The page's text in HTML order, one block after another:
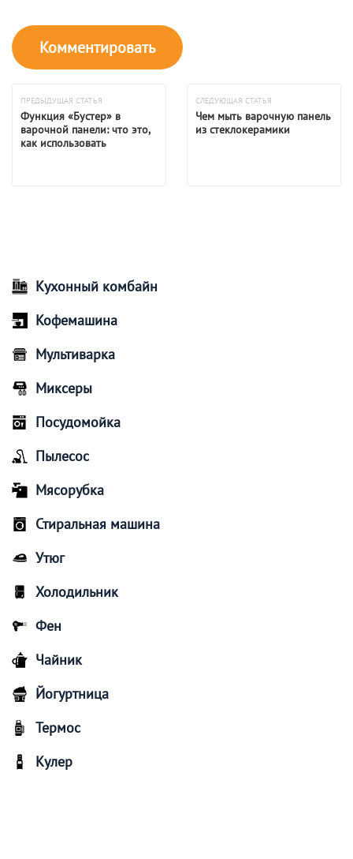
ПРЕДЫДУЩАЯ СТАТЬЯ
Функция «Бустер» в
варочной панели: что это,
как использовать
СЛЕДУЮЩАЯ СТАТЬЯ
Чем мыть варочную панель
из стеклокерамики
Кухонный комбайн
Кофемашина
Мультиварка
Миксеры
Посудомойка
Пылесос
Мясорубка
Стиральная машина
Утюг
Холодильник
Фен
Чайник
Йогуртница
Термос
Кулер